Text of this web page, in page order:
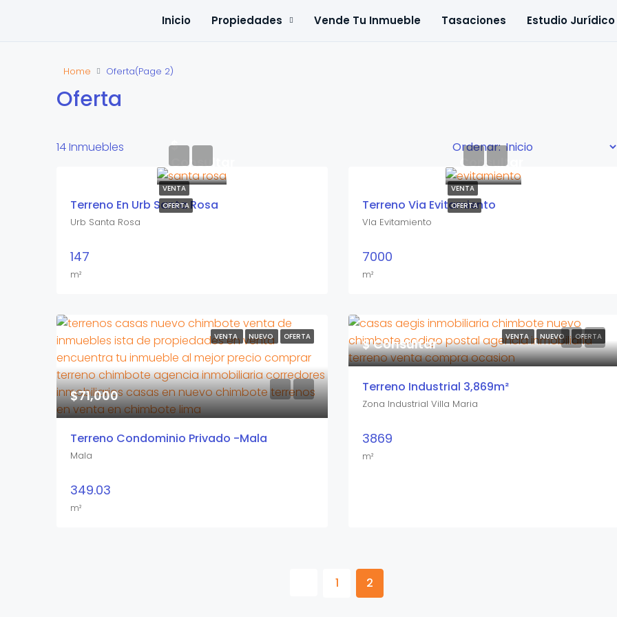
Inicio Propiedades Vende Tu Inmueble Tasaciones Estudio Jurídico
Home Oferta(Page 2)
Oferta
14 Inmuebles Ordenar:
VENTA
OFERTA
$
Consultar
Terreno En Urb Santa Rosa
Urb Santa Rosa
147
m²
VENTA
OFERTA
Consultar
Terreno Via Evitamiento
VIa Evitamiento
7000
m²
VENTA NUEVO OFERTA
$71,000
Terreno Condominio Privado -Mala
Mala
349.03
m²
VENTA NUEVO OFERTA
$ Consultar
Terreno Industrial 3,869m²
Zona Industrial Villa Maria
3869
m²
1 2